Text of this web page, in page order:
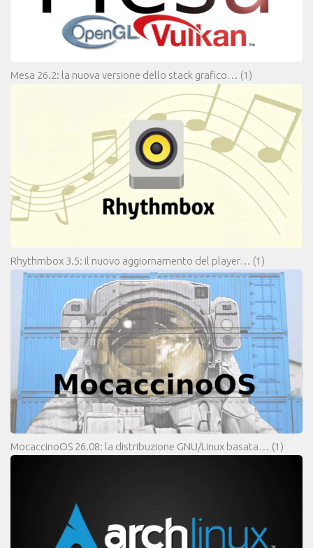
Mesa 26.2: la nuova versione dello stack grafico… (1)
Rhythmbox 3.5: il nuovo aggiornamento del player… (1)
MocaccinoOS 26.08: la distribuzione GNU/Linux basata… (1)